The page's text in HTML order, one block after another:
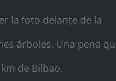
la foto delante de la
árboles. Una pena
de Bilbao.